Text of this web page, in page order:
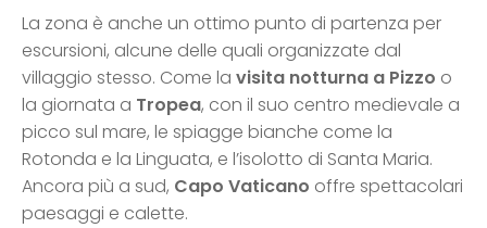
La zona è anche un ottimo punto di partenza per
escursioni, alcune delle quali organizzate dal
villaggio stesso. Come la visita notturna a Pizzo o
la giornata a Tropea, con il suo centro medievale a
picco sul mare, le spiagge bianche come la
Rotonda e la Linguata, e l’isolotto di Santa Maria.
Ancora più a sud, Capo Vaticano offre spettacolari
paesaggi e calette.